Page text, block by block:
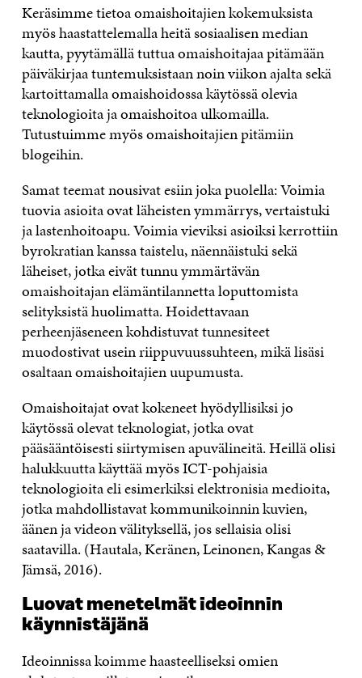
Keräsimme tietoa omaishoitajien kokemuksista
myös haastattelemalla heitä sosiaalisen median
kautta, pyytämällä tuttua omaishoitajaa pitämään
päiväkirjaa tuntemuksistaan noin viikon ajalta sekä
kartoittamalla omaishoidossa käytössä olevia
teknologioita ja omaishoitoa ulkomailla.
Tutustuimme myös omaishoitajien pitämiin
blogeihin.
Samat teemat nousivat esiin joka puolella: Voimia
tuovia asioita ovat läheisten ymmärrys, vertaistuki
ja lastenhoitoapu. Voimia vieviksi asioiksi kerrottiin
byrokratian kanssa taistelu, näennäistuki sekä
läheiset, jotka eivät tunnu ymmärtävän
omaishoitajan elämäntilannetta loputtomista
selityksistä huolimatta. Hoidettavaan
perheenjäseneen kohdistuvat tunnesiteet
muodostivat usein riippuvuussuhteen, mikä lisäsi
osaltaan omaishoitajien uupumusta.
Omaishoitajat ovat kokeneet hyödyllisiksi jo
käytössä olevat teknologiat, jotka ovat
pääsääntöisesti siirtymisen apuvälineitä. Heillä olisi
halukkuutta käyttää myös ICT-pohjaisia
teknologioita eli esimerkiksi elektronisia medioita,
jotka mahdollistavat kommunikoinnin kuvien,
äänen ja videon välityksellä, jos sellaisia olisi
saatavilla. (Hautala, Keränen, Leinonen, Kangas &
Jämsä, 2016).
Luovat menetelmät ideoinnin
käynnistäjänä
Ideoinnissa koimme haasteelliseksi omien